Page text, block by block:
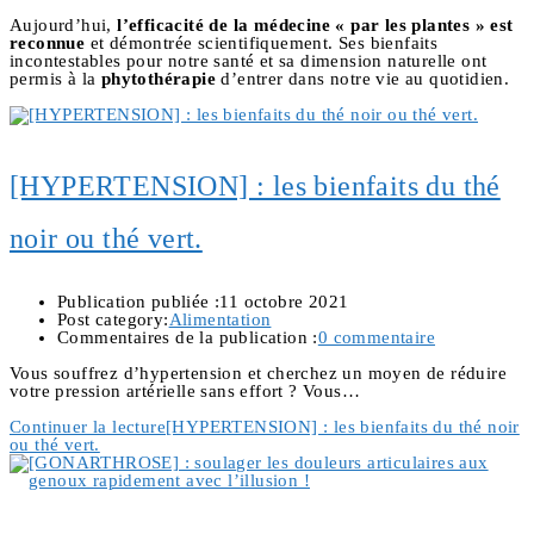
Aujourd’hui,l’efficacité de la médecine « par les plantes » est
reconnue et démontrée scientifiquement. Ses bienfaits
incontestables pour notre santé et sa dimension naturelle ont
permis à la phytothérapie d’entrer dans notre vie au quotidien.
[HYPERTENSION] : les bienfaits du thé
noir ou thé vert.
Publication publiée :11 octobre 2021
Post category:Alimentation
Commentaires de la publication :0 commentaire
Vous souffrez d’hypertension et cherchez un moyen de réduire
votre pression artérielle sans effort ? Vous…
Continuer la lecture[HYPERTENSION] : les bienfaits du thé noir
ou thé vert.